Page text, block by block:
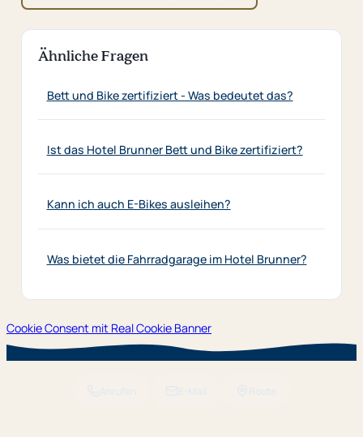
Ähnliche Fragen
Bett und Bike zertifiziert - Was bedeutet das?
Ist das Hotel Brunner Bett und Bike zertifiziert?
Kann ich auch E-Bikes ausleihen?
Was bietet die Fahrradgarage im Hotel Brunner?
Cookie Consent mit Real Cookie Banner